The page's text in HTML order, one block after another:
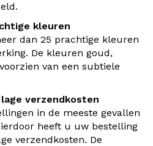
kleuren
dan 25 prachtige kleuren
De kleuren goud,
van een subtiele
verzendkosten
in de meeste gevallen
heeft u uw bestelling
verzendkosten. De